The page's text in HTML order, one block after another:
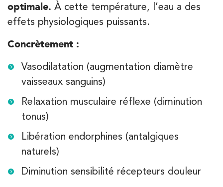
optimale. À cette température, l’eau a des
effets physiologiques puissants.
Concrètement :
Vasodilatation (augmentation diamètre
vaisseaux sanguins)
Relaxation musculaire réflexe (diminution
tonus)
Libération endorphines (antalgiques
naturels)
Diminution sensibilité récepteurs douleur